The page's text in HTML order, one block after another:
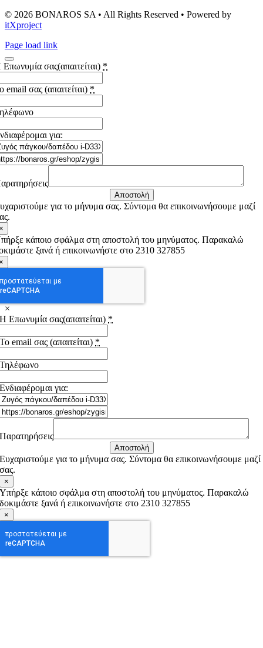
© 2026 BONAROS SA • All Rights Reserved • Powered by
itXproject
Page load link
σας(απαιτείται) *
email σας (απαιτείται) *
για:
Αποστολή
για το μήνυμα σας. Σύντομα θα επικοινωνήσουμε μαζί
κάποιο σφάλμα στη αποστολή του μηνύματος. Παρακαλώ
ξανά ή επικοινωνήστε στο 2310 327855
×
Η Επωνυμία σας(απαιτείται) *
Το email σας (απαιτείται) *
Τηλέφωνο
Ενδιαφέρομαι για:
Παρατηρήσεις
Αποστολή
Ευχαριστούμε για το μήνυμα σας. Σύντομα θα επικοινωνήσουμε μαζί
σας.
×
Υπήρξε κάποιο σφάλμα στη αποστολή του μηνύματος. Παρακαλώ
δοκιμάστε ξανά ή επικοινωνήστε στο 2310 327855
×
Go